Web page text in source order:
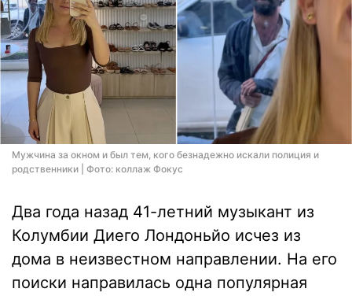
Мужчина за окном и был тем, кого безнадежно искали полиция и
родственники | Фото: коллаж Фокус
Два года назад 41-летний музыкант из
Колумбии Диего Лондоньйо исчез из
дома в неизвестном направлении. На его
поиски направилась одна популярная